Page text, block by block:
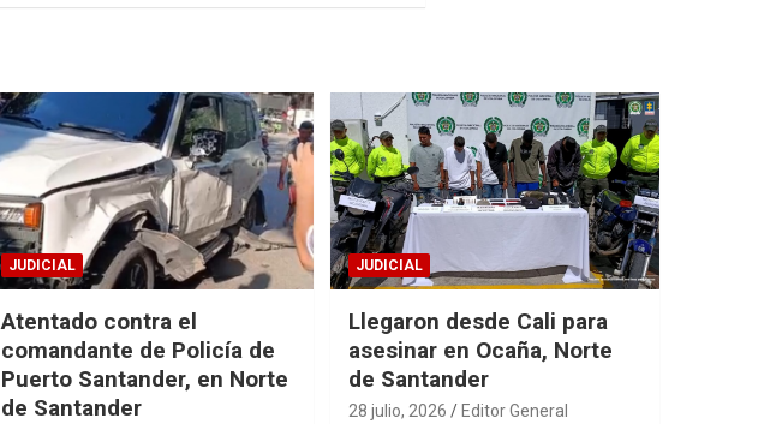
JUDICIAL
Atentado contra el
comandante de Policía de
Puerto Santander, en Norte
de Santander
JUDICIAL
Llegaron desde Cali para
asesinar en Ocaña, Norte
de Santander
28 julio, 2026 Editor General